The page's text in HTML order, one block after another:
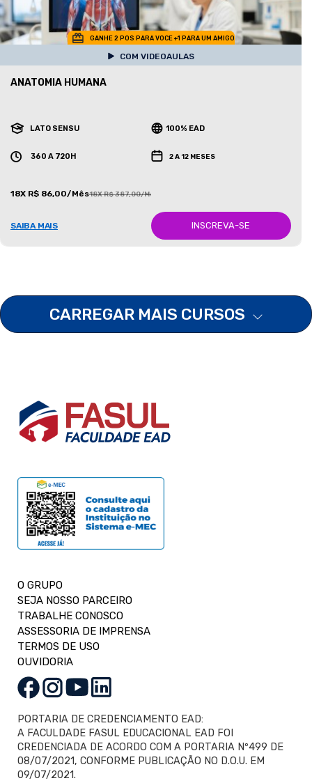
GANHE 2 POS PARA VOCE +1 PARA UM AMIGO
COM VIDEOAULAS
ANATOMIA HUMANA
LATO SENSU 100% EAD
360 A 720H 2 A 12 MESES
18X R$ 86,00/Mês18X R$ 387,00/Mês
SAIBA MAIS INSCREVA-SE
CARREGAR MAIS CURSOS
O GRUPO
SEJA NOSSO PARCEIRO
TRABALHE CONOSCO
ASSESSORIA DE IMPRENSA
TERMOS DE USO
OUVIDORIA
PORTARIA DE CREDENCIAMENTO EAD:
A FACULDADE FASUL EDUCACIONAL EAD FOI
CREDENCIADA DE ACORDO COM A PORTARIA Nº499 DE
08/07/2021, CONFORME PUBLICAÇÃO NO D.O.U. EM
09/07/2021.